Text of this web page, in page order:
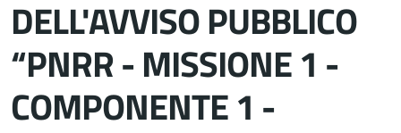
DELL'AVVISO PUBBLICO
“PNRR - MISSIONE 1 -
COMPONENTE 1 -